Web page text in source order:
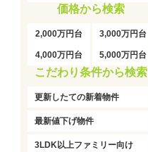
価格から検索
2,000万円台 3,000万円台
4,000万円台 5,000万円台
こだわり条件から検索
更新したての新着物件
最新値下げ物件
3LDK以上ファミリー向け